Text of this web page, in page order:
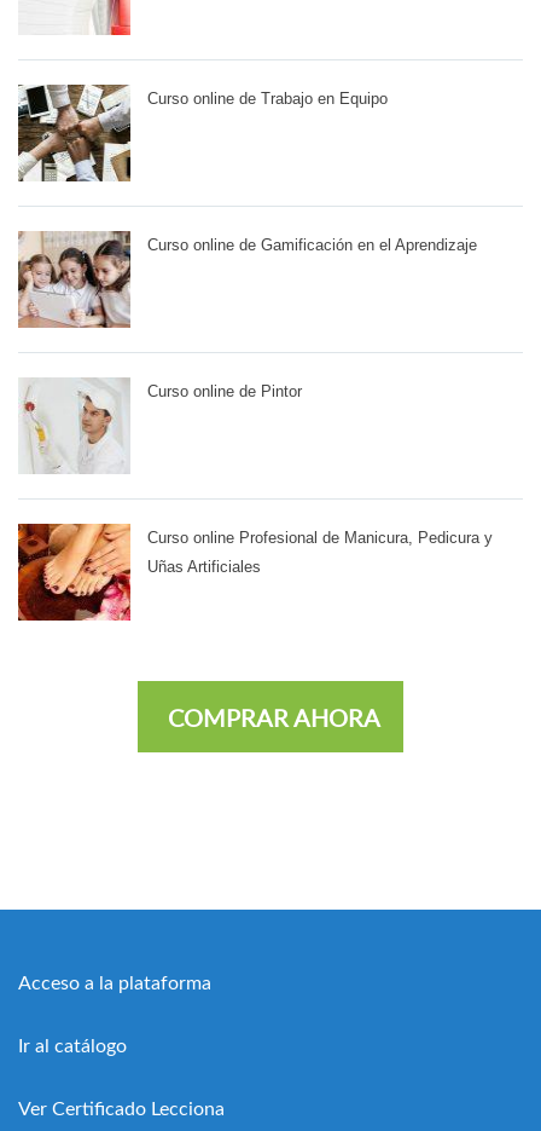
Curso online de Trabajo en Equipo
Curso online de Gamificación en el Aprendizaje
Curso online de Pintor
Curso online Profesional de Manicura, Pedicura y
Uñas Artificiales
COMPRAR AHORA
Acceso a la plataforma
Ir al catálogo
Ver Certificado Lecciona